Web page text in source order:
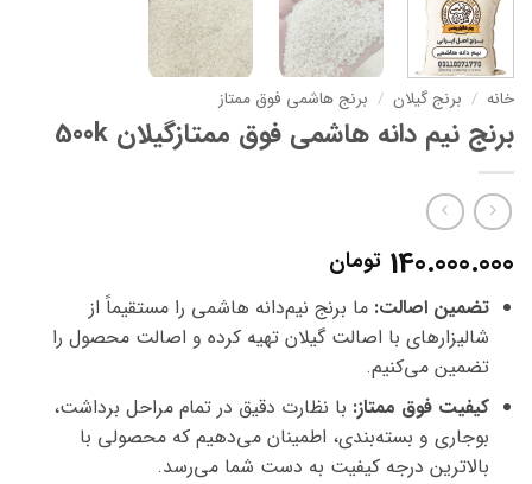
خانه / برنج گیلان / برنج هاشمی فوق ممتاز
برنج نیم دانه هاشمی فوق ممتازگیلان 500k
140.000.000 تومان
تضمین اصالت: ما برنج نیم‌دانه هاشمی را مستقیماً از
شالیزارهای با اصالت گیلان تهیه کرده و اصالت محصول را
تضمین می‌کنیم.
کیفیت فوق ممتاز: با نظارت دقیق در تمام مراحل برداشت،
بوجاری و بسته‌بندی، اطمینان می‌دهیم که محصولی با
بالاترین درجه کیفیت به دست شما می‌رسد.